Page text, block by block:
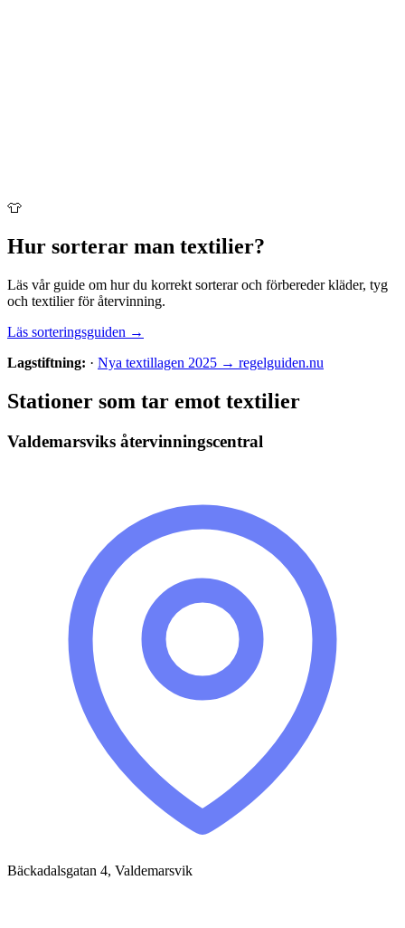
👕
Hur sorterar man textilier?
Läs vår guide om hur du korrekt sorterar och förberederkläder, tyg
och textilierför återvinning.
Läs sorteringsguiden →
Lagstiftning: · Nya textillagen 2025 → regelguiden.nu
Stationer som tar emot textilier
Valdemarsviks återvinningscentral
Bäckadalsgatan 4, Valdemarsvik